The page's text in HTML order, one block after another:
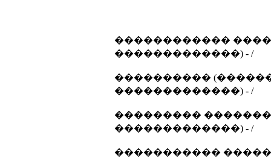
������������
�������������) - /
����������
�������������) - /
���������
�������������) - /
�����������